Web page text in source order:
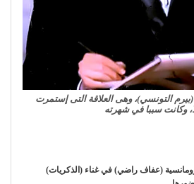
التونسي)، وهى العلاقة التى إستمرت
وكانت سببا في شهرته
(عفاف راضي) في غناء (الذكريات)